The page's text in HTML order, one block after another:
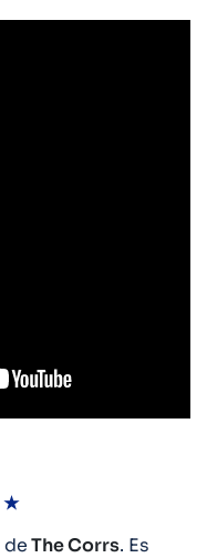
★
deThe Corrs. Es